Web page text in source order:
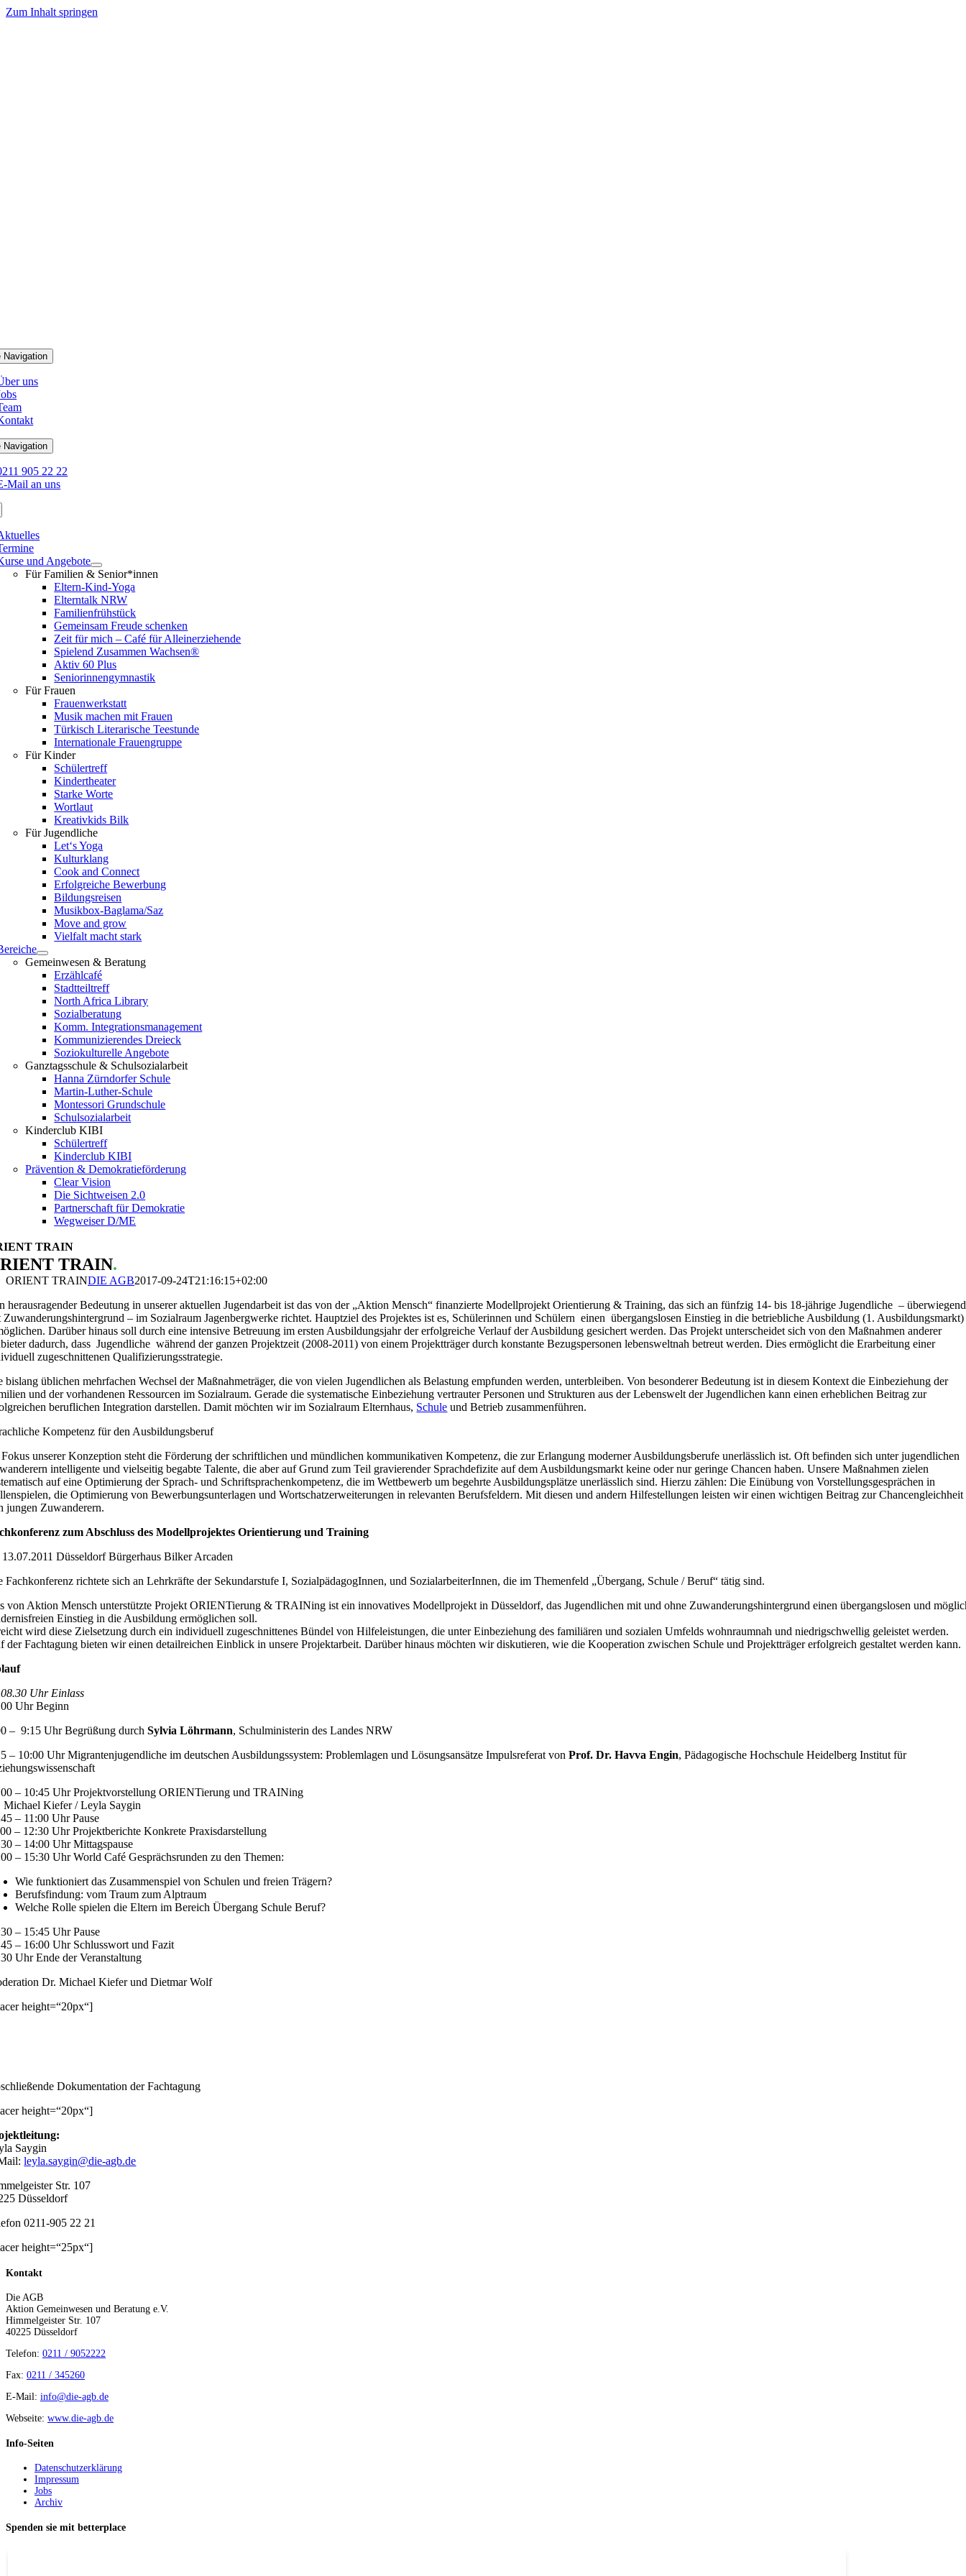
Zum Inhalt springen
Navigation
uns
Navigation
905 22 22
Mail an uns
und Angebote
Für Familien & Senior*innen
Eltern-Kind-Yoga
Elterntalk NRW
Familienfrühstück
Gemeinsam Freude schenken
Zeit für mich – Café für Alleinerziehende
Spielend Zusammen Wachsen®
Aktiv 60 Plus
Seniorinnengymnastik
Für Frauen
Frauenwerkstatt
Musik machen mit Frauen
Türkisch Literarische Teestunde
Internationale Frauengruppe
Für Kinder
Schülertreff
Kindertheater
Starke Worte
Wortlaut
Kreativkids Bilk
Für Jugendliche
Let‘s Yoga
Kulturklang
Cook and Connect
Erfolgreiche Bewerbung
Bildungsreisen
Musikbox-Baglama/Saz
Move and grow
Vielfalt macht stark
Gemeinwesen & Beratung
Erzählcafé
Stadtteiltreff
North Africa Library
Sozialberatung
Komm. Integrationsmanagement
Kommunizierendes Dreieck
Soziokulturelle Angebote
Ganztagsschule & Schulsozialarbeit
Hanna Zürndorfer Schule
Martin-Luther-Schule
Montessori Grundschule
Schulsozialarbeit
Kinderclub KIBI
Schülertreff
Kinderclub KIBI
Prävention & Demokratieförderung
Clear Vision
Die Sichtweisen 2.0
Partnerschaft für Demokratie
Wegweiser D/ME
TRAIN
TRAIN.
ORIENT TRAINDIE AGB2017-09-24T21:16:15+02:00
herausragender Bedeutung in unserer aktuellen Jugendarbeit ist das von der „Aktion Mensch“ finanzierte Modellprojekt Orientierung & Training, das sich an fünfzig 14- bis 18-jährige Jugendliche – überwiegend
Zuwanderungshintergrund – im Sozialraum Jagenbergwerke richtet. Hauptziel des Projektes ist es, Schülerinnen und Schülern einen übergangslosen Einstieg in die betriebliche Ausbildung (1.
Darüber hinaus soll durch eine intensive Betreuung im ersten Ausbildungsjahr der erfolgreiche Verlauf der Ausbildung gesichert werden. Das Projekt unterscheidet sich von den Maßnahmen anderer
dadurch, dass Jugendliche während der ganzen Projektzeit (2008-2011) von einem Projektträger durch konstante Bezugspersonen lebensweltnah betreut werden. Dies ermöglicht die Erarbeitung einer
zugeschnittenen Qualifizierungsstrategie.
bislang üblichen mehrfachen Wechsel der Maßnahmeträger, die von vielen Jugendlichen als Belastung empfunden werden, unterbleiben. Von besonderer Bedeutung ist in diesem Kontext die Einbeziehung der
und der vorhandenen Ressourcen im Sozialraum. Gerade die systematische Einbeziehung vertrauter Personen und Strukturen aus der Lebenswelt der Jugendlichen kann einen erheblichen Beitrag zur
beruflichen Integration darstellen. Damit möchten wir im Sozialraum Elternhaus, Schule und Betrieb zusammenführen.
Kompetenz für den Ausbildungsberuf
unserer Konzeption steht die Förderung der schriftlichen und mündlichen kommunikativen Kompetenz, die zur Erlangung moderner Ausbildungsberufe unerlässlich ist. Oft befinden sich unter jugendlichen
intelligente und vielseitig begabte Talente, die aber auf Grund zum Teil gravierender Sprachdefizite auf dem Ausbildungsmarkt keine oder nur geringe Chancen haben. Unsere Maßnahmen zielen
auf eine Optimierung der Sprach- und Schriftsprachenkompetenz, die im Wettbewerb um begehrte Ausbildungsplätze unerlässlich sind. Hierzu zählen: Die Einübung von Vorstellungsgesprächen in
die Optimierung von Bewerbungsunterlagen und Wortschatzerweiterungen in relevanten Berufsfeldern. Mit diesen und andern Hilfestellungen leisten wir einen wichtigen Beitrag zur Chancengleichheit
jungen Zuwanderern.
zum Abschluss des Modellprojektes Orientierung und Training
Düsseldorf Bürgerhaus Bilker Arcaden
Fachkonferenz richtete sich an Lehrkräfte der Sekundarstufe I, SozialpädagogInnen, und SozialarbeiterInnen, die im Themenfeld „Über­gang, Schule / Beruf“ tätig sind.
von Aktion Mensch unterstützte Projekt ORIENTierung & TRAINing ist ein innovatives Modellprojekt in Düsseldorf, das Jugendlichen mit und ohne Zuwanderungshin­tergrund einen übergangslosen und
Einstieg in die Ausbildung ermöglichen soll.
wird diese Zielsetzung durch ein individuell zugeschnittenes Bündel von Hilfe­leistungen, die unter Einbeziehung des famili­ären und sozialen Umfelds wohnraumnah und niedrigschwellig geleistet werden.
der Fachtagung bieten wir einen de­tailreichen Einblick in unsere Projektarbeit. Darüber hinaus möchten wir diskutieren, wie die Kooperation zwischen Schule und Projekt­träger erfolgreich gestaltet werden kann.
Uhr Einlass
Uhr Beginn
– 9:15 Uhr Begrüßung durchSylvia Löhrmann, Schulministerin des Landes NRW
– 10:00 Uhr Migrantenjugendliche im deutschen Ausbildungssystem: Problemlagen und Lösungsansätze Impulsreferat vonProf. Dr. Havva Engin, Pädagogische Hochschule Heidelberg Institut für
– 10:45 Uhr Projektvorstellung ORIENTierung und TRAINing
Michael Kiefer / Leyla Saygin
– 11:00 Uhr Pause
– 12:30 Uhr Projektberichte Konkrete Praxisdarstellung
– 14:00 Uhr Mittagspause
– 15:30 Uhr World Café Gesprächsrunden zu den Themen:
Wie funktioniert das Zusammenspiel von Schulen und freien Trägern?
Berufsfindung: vom Traum zum Alptraum
Welche Rolle spielen die Eltern im Bereich Übergang Schule Beruf?
– 15:45 Uhr Pause
– 16:00 Uhr Schlusswort und Fazit
Uhr Ende der Veranstaltung
Dr. Michael Kiefer und Dietmar Wolf
height=“20px“]
Dokumentation der Fachtagung
height=“20px“]
Saygin
leyla.saygin@die-agb.de
Str. 107
Düsseldorf
0211-905 22 21
height=“25px“]
Kontakt
Die AGB
Aktion Gemeinwesen und Beratung e.V.
Himmelgeister Str. 107
40225 Düsseldorf
Telefon: 0211 / 9052222
Fax: 0211 / 345260
E-Mail: info@die-agb.de
Webseite: www.die-agb.de
Info-Seiten
Datenschutzerklärung
Impressum
Jobs
Archiv
Spenden sie mit betterplace